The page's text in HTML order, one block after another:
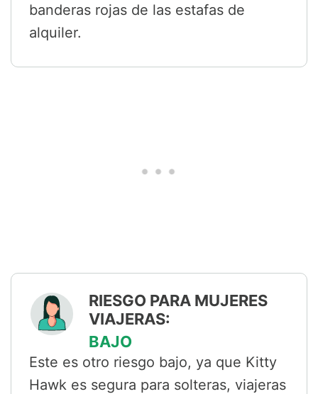
banderas rojas de las estafas de
alquiler.
RIESGO PARA MUJERES
VIAJERAS:
BAJO
Este es otro riesgo bajo, ya que Kitty
Hawk es segura para solteras, viajeras